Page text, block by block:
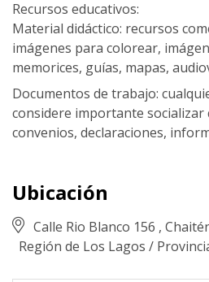
Recursos educativos:
Material didáctico: recursos
imágenes para colorear,
memorices, guías, mapas,
Documentos de trabajo:
considere importante socializar
convenios, declaraciones,
Ubicación
Calle Rio Blanco 156 ,
Región de Los Lagos /